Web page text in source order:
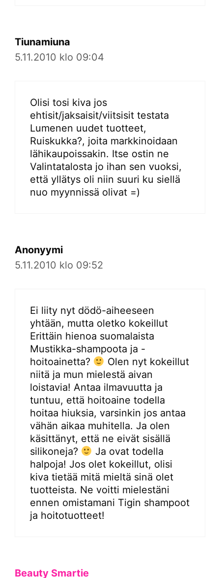
Tiunamiuna
5.11.2010 klo 09:04
Olisi tosi kiva jos
ehtisit/jaksaisit/viitsisit testata
Lumenen uudet tuotteet,
Ruiskukka?, joita markkinoidaan
lähikaupoissakin. Itse ostin ne
Valintatalosta jo ihan sen vuoksi,
että yllätys oli niin suuri ku siellä
nuo myynnissä olivat =)
Anonyymi
5.11.2010 klo 09:52
Ei liity nyt dödö-aiheeseen
yhtään, mutta oletko kokeillut
Erittäin hienoa suomalaista
Mustikka-shampoota ja -
hoitoainetta?
Olen nyt kokeillut
niitä ja mun mielestä aivan
loistavia! Antaa ilmavuutta ja
tuntuu, että hoitoaine todella
hoitaa hiuksia, varsinkin jos antaa
vähän aikaa muhitella. Ja olen
käsittänyt, että ne eivät sisällä
silikoneja?
Ja ovat todella
halpoja! Jos olet kokeillut, olisi
kiva tietää mitä mieltä sinä olet
tuotteista. Ne voitti mielestäni
ennen omistamani Tigin shampoot
ja hoitotuotteet!
Beauty Smartie